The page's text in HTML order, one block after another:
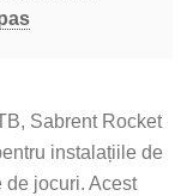
Sabrent Rocket
instalațiile de
jocuri. Acest